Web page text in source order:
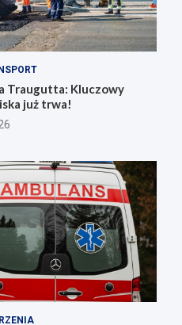
Traugutta: Kluczowy
już trwa!